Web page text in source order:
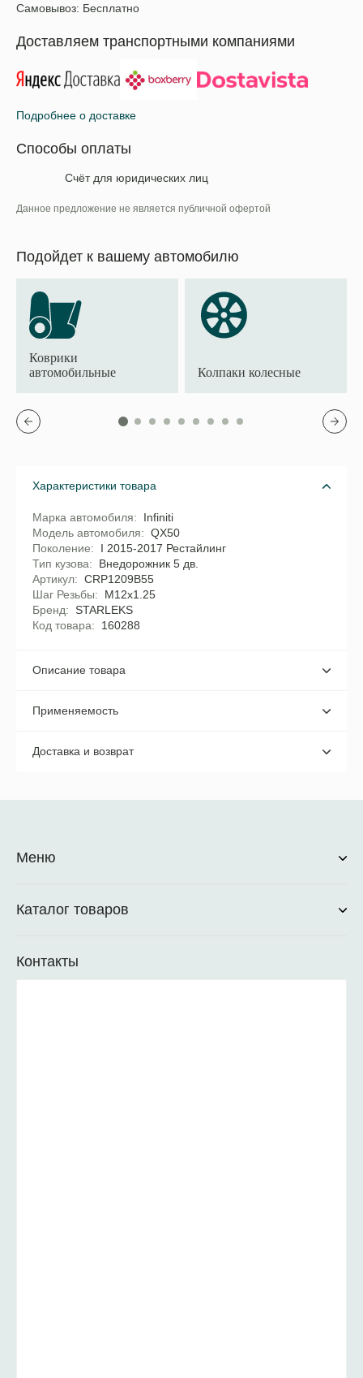
Самовывоз: Бесплатно
Доставляем транспортными компаниями
Подробнее о доставке
Способы оплаты
Счёт для юридических лиц
Данное предложение не является публичной офертой
Подойдет к вашему автомобилю
Коврики
автомобильные
Колпаки колесные
Характеристики товара
Марка автомобиля
Infiniti
Модель автомобиля
QX50
Поколение
I 2015-2017 Рестайлинг
Тип кузова
Внедорожник 5 дв.
Артикул
CRP1209B55
Шаг Резьбы
M12x1.25
Бренд
STARLEKS
Код товара
160288
Описание товара
Применяемость
Доставка и возврат
Меню
Каталог товаров
Контакты